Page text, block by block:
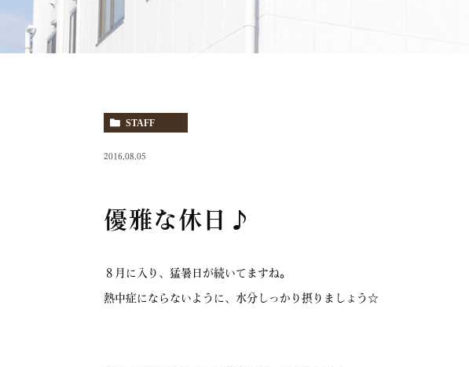
STAFF
2016.08.05
優雅な休日♪
８月に入り、猛暑日が続いてますね。
熱中症にならないように、水分しっかり摂りましょう☆